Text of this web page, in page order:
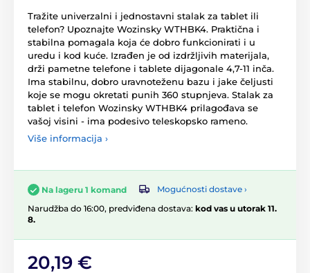
Tražite univerzalni i jednostavni stalak za tablet ili
telefon? Upoznajte Wozinsky WTHBK4. Praktična i
stabilna pomagala koja će dobro funkcionirati i u
uredu i kod kuće. Izrađen je od izdržljivih materijala,
drži pametne telefone i tablete dijagonale 4,7-11 inča.
Ima stabilnu, dobro uravnoteženu bazu i jake čeljusti
koje se mogu okretati punih 360 stupnjeva. Stalak za
tablet i telefon Wozinsky WTHBK4 prilagođava se
vašoj visini - ima podesivo teleskopsko rameno.
Više informacija ›
Na lageru 1 komand
Mogućnosti dostave ›
Narudžba do 16:00, predviđena dostava: kod vas u utorak 11.
8.
20,19 €